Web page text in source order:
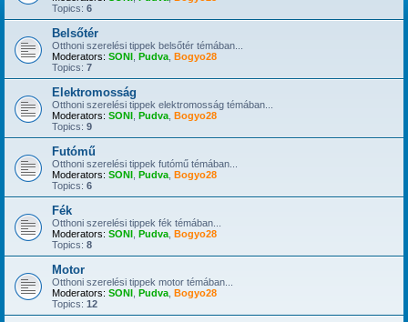
Topics: 6
Belsőtér
Otthoni szerelési tippek belsőtér témában...
Moderators: SONI Pudva Bogyo28
Topics: 7
Elektromosság
Otthoni szerelési tippek elektromosság témában...
Moderators: SONI Pudva Bogyo28
Topics: 9
Futómű
Otthoni szerelési tippek futómű témában...
Moderators: SONI Pudva Bogyo28
Topics: 6
Fék
Otthoni szerelési tippek fék témában...
Moderators: SONI Pudva Bogyo28
Topics: 8
Motor
Otthoni szerelési tippek motor témában...
Moderators: SONI Pudva Bogyo28
Topics: 12